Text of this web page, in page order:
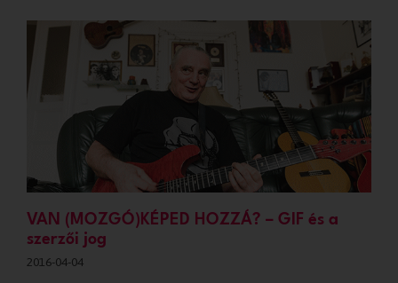
VAN (MOZGÓ)KÉPED HOZZÁ? – GIF és a
szerzői jog
2016-04-04